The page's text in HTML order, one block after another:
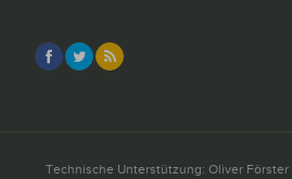
Technische Unterstützung: Oliver Förster